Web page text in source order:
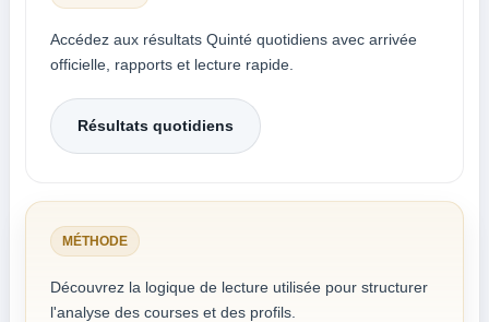
Accédez aux résultats Quinté quotidiens avec arrivée
officielle, rapports et lecture rapide.
Résultats quotidiens
MÉTHODE
Découvrez la logique de lecture utilisée pour structurer
l'analyse des courses et des profils.